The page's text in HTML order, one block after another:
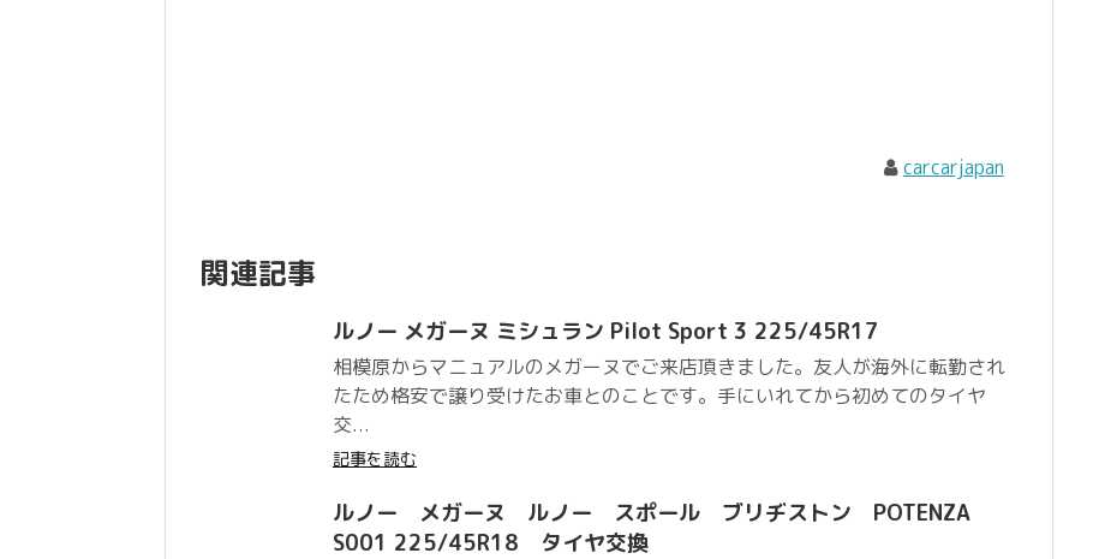
carcarjapan
関連記事
ルノー メガーヌ ミシュラン Pilot Sport 3 225/45R17
相模原からマニュアルのメガーヌでご来店頂きました。友人が海外に転勤され
たため格安で譲り受けたお車とのことです。手にいれてから初めてのタイヤ
交...
記事を読む
ルノー メガーヌ ルノー スポール ブリヂストン POTENZA
S001 225/45R18 タイヤ交換